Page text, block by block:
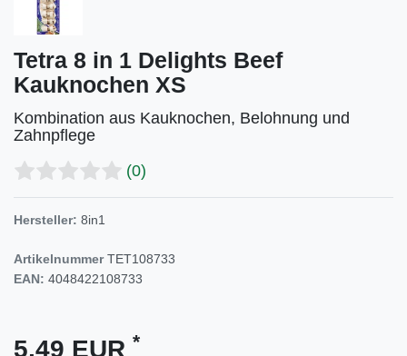
Tetra 8 in 1 Delights Beef
Kauknochen XS
Kombination aus Kauknochen, Belohnung und
Zahnpflege
(0)
Hersteller: 8in1
ArtikelnummerTET108733
EAN: 4048422108733
5,49 EUR *